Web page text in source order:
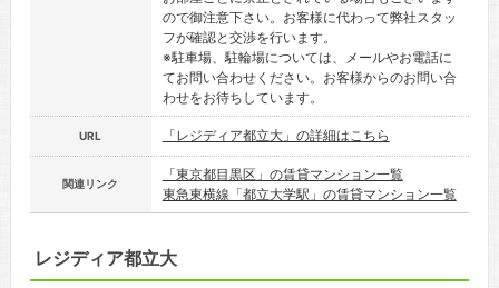
ので御注意下さい。お客様に代わって弊社スタッ
フが確認と交渉を行います。
※駐車場、駐輪場については、メールやお電話に
てお問い合わせください。お客様からのお問い合
わせをお待ちしています。
URL 「レジディア都立大」の詳細はこちら
関連リンク
「東京都目黒区」の賃貸マンション一覧
東急東横線「都立大学駅」の賃貸マンション一覧
レジディア都立大